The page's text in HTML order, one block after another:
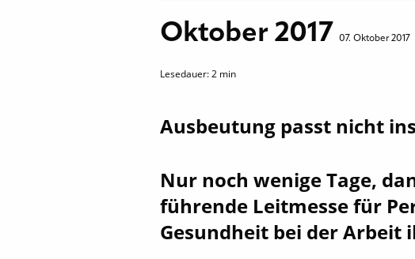
Oktober 2017 07. Oktober 2017
Lesedauer:2 min
Ausbeutung passt nicht
Nur noch wenige Tage,
führende Leitmesse für
Gesundheit bei der Arbeit